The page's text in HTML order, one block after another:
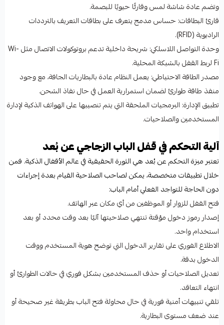
وتضم عادة شاشة لمس وقارئًا حيويًا للبصمة.
قارئ البطاقات: حساس مدمج يتعرف على بطاقات التعريف بالترددات
الراديوية (RFID).
وحدة التواصل اللاسلكي: شريحة داخلية تدعم بروتوكولات الاتصال مثل Wi-
Fi لربط القفل بالشبكة المحلية.
مصدر الطاقة الاحتياطي: يعمل النظام عادة بالبطاريات الجافة، مع وجود
منفذ طاقة طوارئ لضمان استمرارية العمل في حال نفاذ الشحن.
تطبيق الإدارة: البرمجيات الملحقة التي يتم تنصيبها على الهواتف الذكية لإدارة
المستخدمين والصلاحيات.
آلية التحكم في قفل الباب الزجاجي عن بُعد
تعتبر ميزة التحكم عن بُعد هي الثورة الحقيقية في عالم الأقفال الذكية. فمن
خلال تطبيقات متخصصة، يمكن لصاحب الصلاحية القيام بعدة إجراءات
دون الحاجة للتواجد الفعلي أمام الباب:
فتح القفل للزوار أو الموظفين من أي مكان عبر الهاتف.
إصدار رموز دخول مؤقتة تنتهي صلاحيتها آليًا بعد وقت محدد أو بعد
استخدام واحد.
الاطلاع الفوري على تقارير الدخول التي توضح هوية المستخدم ووقت
الدخول بدقة.
تعديل الصلاحيات أو حذف المستخدمين بشكل فوري في حالات الطوارئ أو
انتهاء التعاقد.
تلقي تنبيهات أمنية فورية في حال محاولة فتح الباب بطريقة غير صحيحة أو
عند ضعف مستوى البطارية.